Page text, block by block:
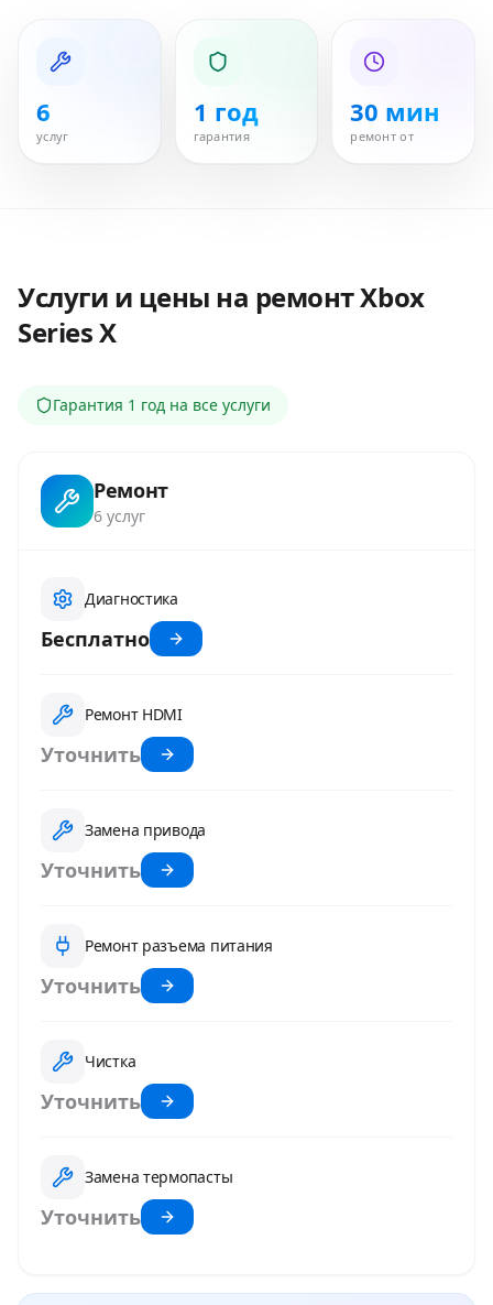
6
услуг
1 год
гарантия
30 мин
ремонт от
Услуги и цены на ремонтXbox
Series X
Гарантия 1 год на все услуги
Ремонт
6 услуг
Диагностика
Бесплатно
Ремонт HDMI
Уточнить
Замена привода
Уточнить
Ремонт разъема питания
Уточнить
Чистка
Уточнить
Замена термопасты
Уточнить